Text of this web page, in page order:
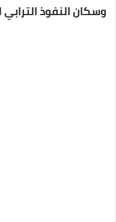
وسكان النفوذ